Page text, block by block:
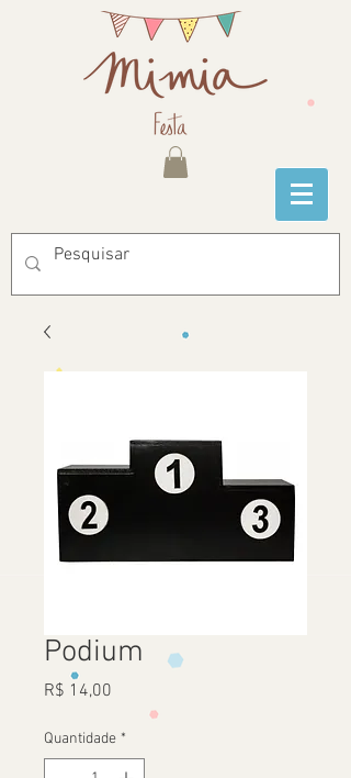
Podium
R$ 14,00
Quantidade *